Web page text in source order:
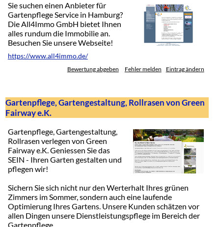
Sie suchen einen Anbieter für
Gartenpflege Service in Hamburg?
Die All4Immo GmbH bietet Ihnen
alles rundum die Immobilie an.
Besuchen Sie unsere Webseite!
https://www.all4immo.de/
Bewertung abgeben Fehler melden Eintrag ändern
Gartenpflege, Gartengestaltung, Rollrasen von Green
Fairway e.K.
Gartenpflege, Gartengestaltung,
Rollrasen verlegen von Green
Fairway e.K. Geniessen Sie das
SEIN - Ihren Garten gestalten und
pflegen wir!
Sichern Sie sich nicht nur den Werterhalt Ihres grünen
Zimmers im Sommer, sondern auch eine laufende
Optimierung Ihres Gartens. Unsere Kunden schätzen vor
allen Dingen unsere Dienstleistungspflege im Bereich der
Gartenpflege.